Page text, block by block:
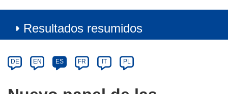
Resultados resumidos
Category
Article
available
DE EN ES FR IT PL